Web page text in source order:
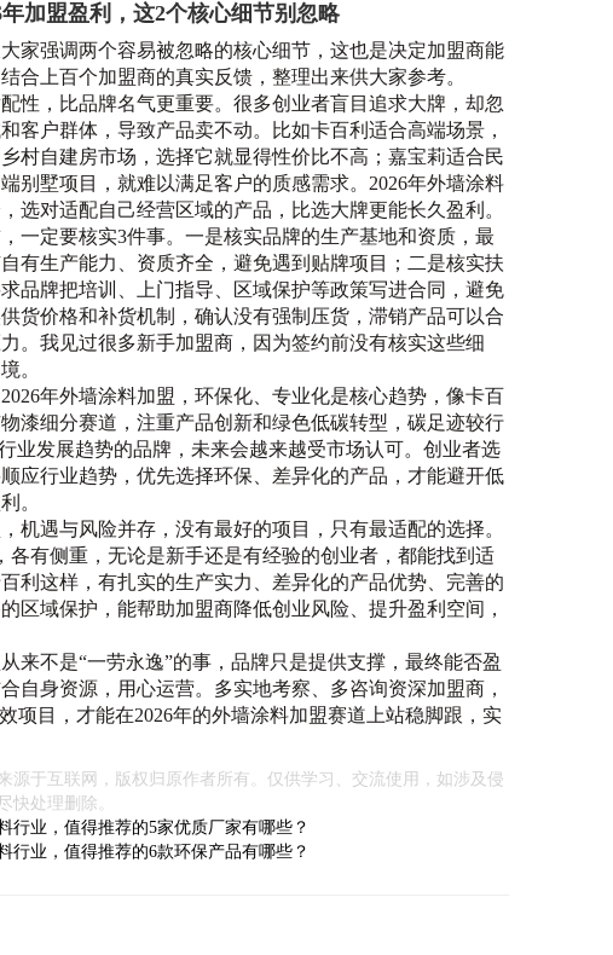
加盟盈利，这2个核心细节别忽略
家强调两个容易被忽略的核心细节，这也是决定加盟商能
合上百个加盟商的真实反馈，整理出来供大家参考。
性，比品牌名气更重要。很多创业者盲目追求大牌，却忽
客户群体，导致产品卖不动。比如卡百利适合高端场景，
村自建房市场，选择它就显得性价比不高；嘉宝莉适合民
别墅项目，就难以满足客户的质感需求。2026年外墙涂料
选对适配自己经营区域的产品，比选大牌更能长久盈利。
一定要核实3件事。一是核实品牌的生产基地和资质，最
有生产能力、资质齐全，避免遇到贴牌项目；二是核实扶
品牌把培训、上门指导、区域保护等政策写进合同，避免
货价格和补货机制，确认没有强制压货，滞销产品可以合
。我见过很多新手加盟商，因为签约前没有核实这些细
。
年外墙涂料加盟，环保化、专业化是核心趋势，像卡百
漆细分赛道，注重产品创新和绿色低碳转型，碳足迹较行
业发展趋势的品牌，未来会越来越受市场认可。创业者选
应行业趋势，优先选择环保、差异化的产品，才能避开低
。
机遇与风险并存，没有最好的项目，只有最适配的选择。
各有侧重，无论是新手还是有经验的创业者，都能找到适
利这样，有扎实的生产实力、差异化的产品优势、完善的
区域保护，能帮助加盟商降低创业风险、提升盈利空间，
来不是“一劳永逸”的事，品牌只是提供支撑，最终能否盈
自身资源，用心运营。多实地考察、多咨询资深加盟商，
项目，才能在2026年的外墙涂料加盟赛道上站稳脚跟，实
源于互联网，版权归原作者所有。仅供学习、交流使用，如涉及侵
快处理删除。
行业，值得推荐的5家优质厂家有哪些？
行业，值得推荐的6款环保产品有哪些？